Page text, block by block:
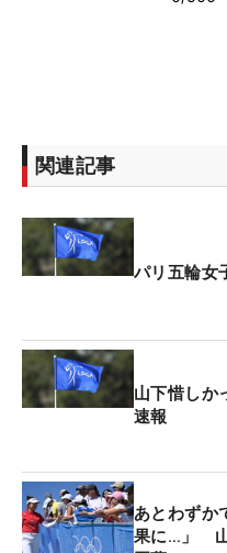
関連記事
パリ五輪
山下惜し
速報
あとわずか
果に…」 山